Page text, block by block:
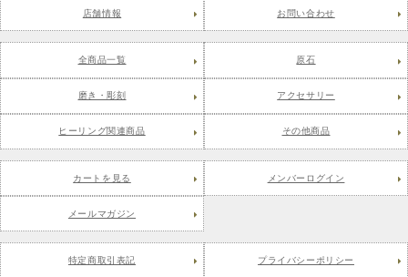
店舗情報 お問い合わせ
全商品一覧 原石
磨き・彫刻 アクセサリー
ヒーリング関連商品 その他商品
カートを見る メンバーログイン
メールマガジン
特定商取引表記 プライバシーポリシー